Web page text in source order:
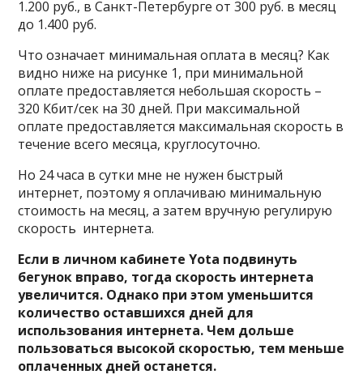
1.200 руб., в Санкт-Петербурге от 300 руб. в месяц
до 1.400 руб.
Что означает минимальная оплата в месяц? Как
видно ниже на рисунке 1, при минимальной
оплате предоставляется небольшая скорость –
320 Кбит/сек на 30 дней. При максимальной
оплате предоставляется максимальная скорость в
течение всего месяца, круглосуточно.
Но 24 часа в сутки мне не нужен быстрый
интернет, поэтому я оплачиваю минимальную
стоимость на месяц, а затем вручную регулирую
скорость интернета.
Если в личном кабинете Yota подвинуть
бегунок вправо, тогда скорость интернета
увеличится. Однако при этом уменьшится
количество оставшихся дней для
использования интернета. Чем дольше
пользоваться высокой скоростью, тем меньше
оплаченных дней останется.